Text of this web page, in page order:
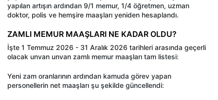
yapılan artışın ardından 9/1 memur, 1/4 öğretmen, uzman
doktor, polis ve hemşire maaşları yeniden hesaplandı.
ZAMLI MEMUR MAAŞLARI NE KADAR OLDU?
İşte 1 Temmuz 2026 - 31 Aralık 2026 tarihleri arasında geçerli
olacak unvan unvan zamlı memur maaşları tam listesi:
Yeni zam oranlarının ardından kamuda görev yapan
personellerin net maaşları şu şekilde güncellendi: